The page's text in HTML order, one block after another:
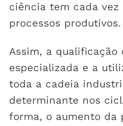
ciência tem cada
processos produtivos.
Assim, a
especializada e a
toda a cadeia
determinante nos
forma, o aumento da